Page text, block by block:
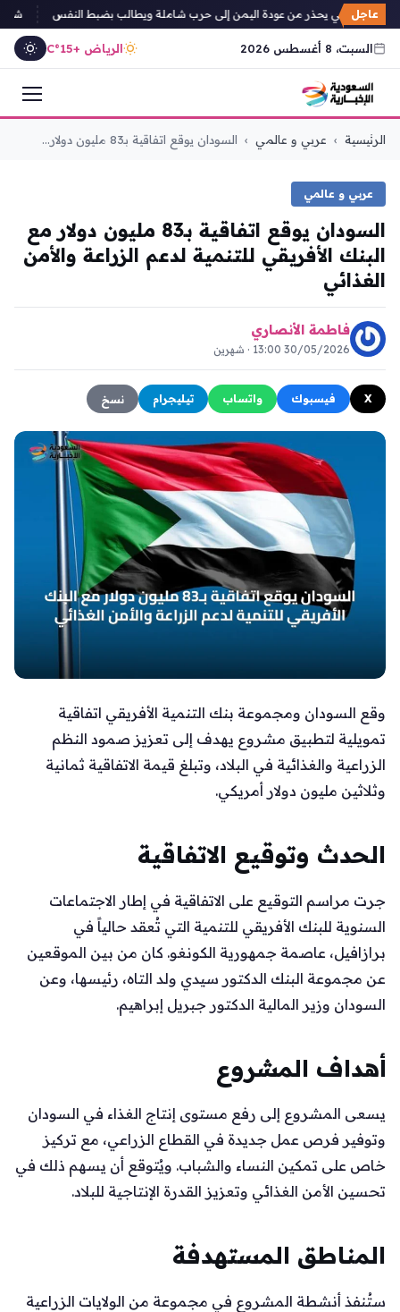
عاجل
الأممي يحذر من عودة اليمن إلى حرب شاملة ويطالب بضبط النفس شبكة أطباء
السبت، 8 أغسطس 2026 الرياض +15°C
التجاوز
الرئيسية › عربي و عالمي › السودان يوقع اتفاقية بـ83 مليون دولار...
عربي و عالمي
السودان يوقع اتفاقية بـ83 مليون دولار مع
البنك الأفريقي للتنمية لدعم الزراعة والأمن
الغذائي
فاطمة الأنصاري
30/05/2026 13:00 · شهرين
X فيسبوك واتساب تيليجرام نسخ
وقع السودان ومجموعة بنك التنمية الأفريقي اتفاقية
تمويلية لتطبيق مشروع يهدف إلى تعزيز صمود النظم
الزراعية والغذائية في البلاد، وتبلغ قيمة الاتفاقية ثمانية
وثلاثين مليون دولار أمريكي.
الحدث وتوقيع الاتفاقية
جرت مراسم التوقيع على الاتفاقية في إطار الاجتماعات
السنوية للبنك الأفريقي للتنمية التي تُعقد حالياً في
برازافيل، عاصمة جمهورية الكونغو. كان من بين الموقعين
عن مجموعة البنك الدكتور سيدي ولد التاه، رئيسها، وعن
السودان وزير المالية الدكتور جبريل إبراهيم.
أهداف المشروع
يسعى المشروع إلى رفع مستوى إنتاج الغذاء في السودان
وتوفير فرص عمل جديدة في القطاع الزراعي، مع تركيز
خاص على تمكين النساء والشباب. ويُتوقع أن يسهم ذلك في
تحسين الأمن الغذائي وتعزيز القدرة الإنتاجية للبلاد.
المناطق المستهدفة
ستُنفذ أنشطة المشروع في مجموعة من الولايات الزراعية